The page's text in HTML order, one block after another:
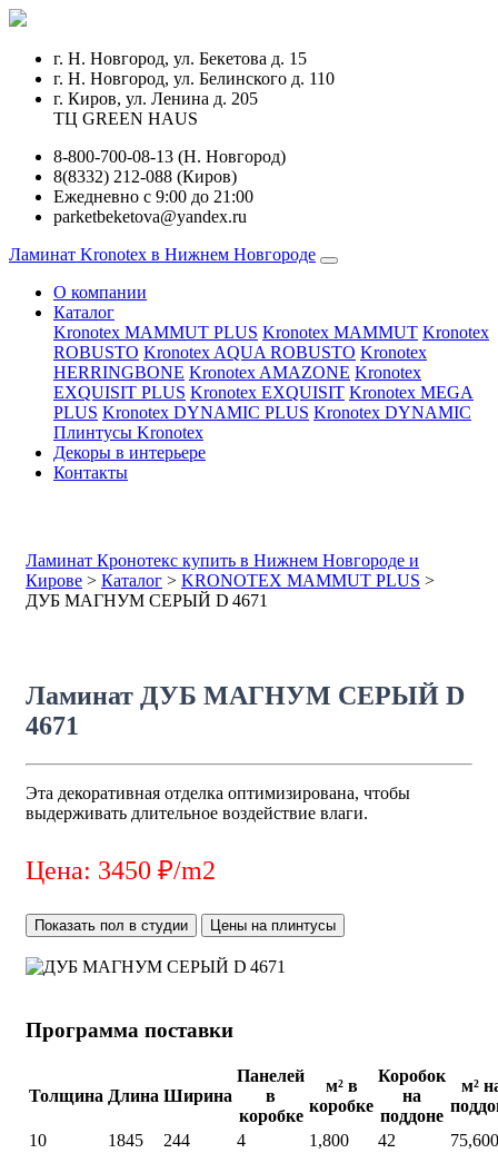
г. Н. Новгород, ул. Бекетова д. 15
г. Н. Новгород, ул. Белинского д. 110
г. Киров, ул. Ленина д. 205
ТЦ GREEN HAUS
8-800-700-08-13 (Н. Новгород)
8(8332) 212-088 (Киров)
Ежедневно с 9:00 до 21:00
parketbeketova@yandex.ru
Ламинат Kronotex в Нижнем Новгороде
О компании
Каталог
Kronotex MAMMUT PLUS Kronotex MAMMUT Kronotex
ROBUSTO Kronotex AQUA ROBUSTO Kronotex
HERRINGBONE Kronotex AMAZONE Kronotex
EXQUISIT PLUS Kronotex EXQUISIT Kronotex MEGA
PLUS Kronotex DYNAMIC PLUS Kronotex DYNAMIC
Плинтусы Kronotex
Декоры в интерьере
Контакты
Ламинат Кронотекс купить в Нижнем Новгороде и
Кирове > Каталог > KRONOTEX MAMMUT PLUS >
ДУБ МАГНУМ СЕРЫЙ D 4671
Ламинат ДУБ МАГНУМ СЕРЫЙ D
4671
Эта декоративная отделка оптимизирована, чтобы
выдерживать длительное воздействие влаги.
Цена: 3450 ₽/m2
Показать пол в студии Цены на плинтусы
Программа поставки
Толщина Длина Ширина
Панелей
в
коробке
м² в
коробке
Коробок
на
поддоне
м²
10
1845 244 4 1,800 42
75,600